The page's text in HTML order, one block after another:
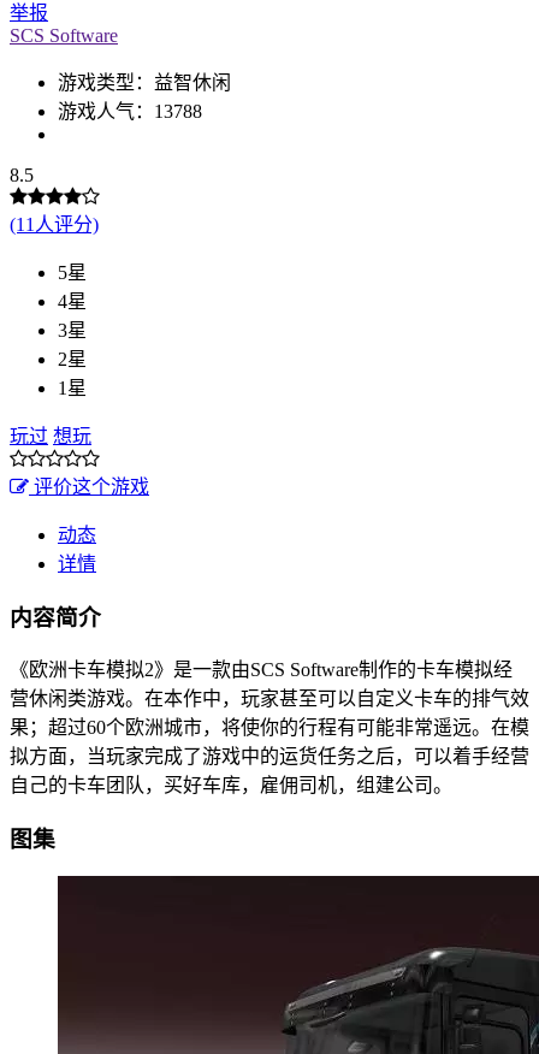
举报
SCS Software
游戏类型：益智休闲
游戏人气：13788
8.5
(11人评分)
5星
4星
3星
2星
1星
玩过 想玩
评价这个游戏
动态
详情
内容简介
《欧洲卡车模拟2》是一款由SCS Software制作的卡车模拟经
营休闲类游戏。在本作中，玩家甚至可以自定义卡车的排气效
果；超过60个欧洲城市，将使你的行程有可能非常遥远。在模
拟方面，当玩家完成了游戏中的运货任务之后，可以着手经营
自己的卡车团队，买好车库，雇佣司机，组建公司。
图集